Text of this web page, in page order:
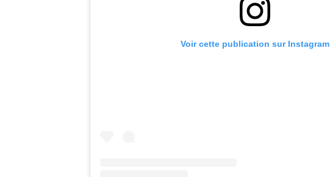
Voir cette publication sur Instagram